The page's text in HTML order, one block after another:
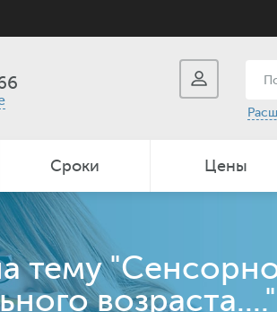
Сроки Цены
тему
возраста...."